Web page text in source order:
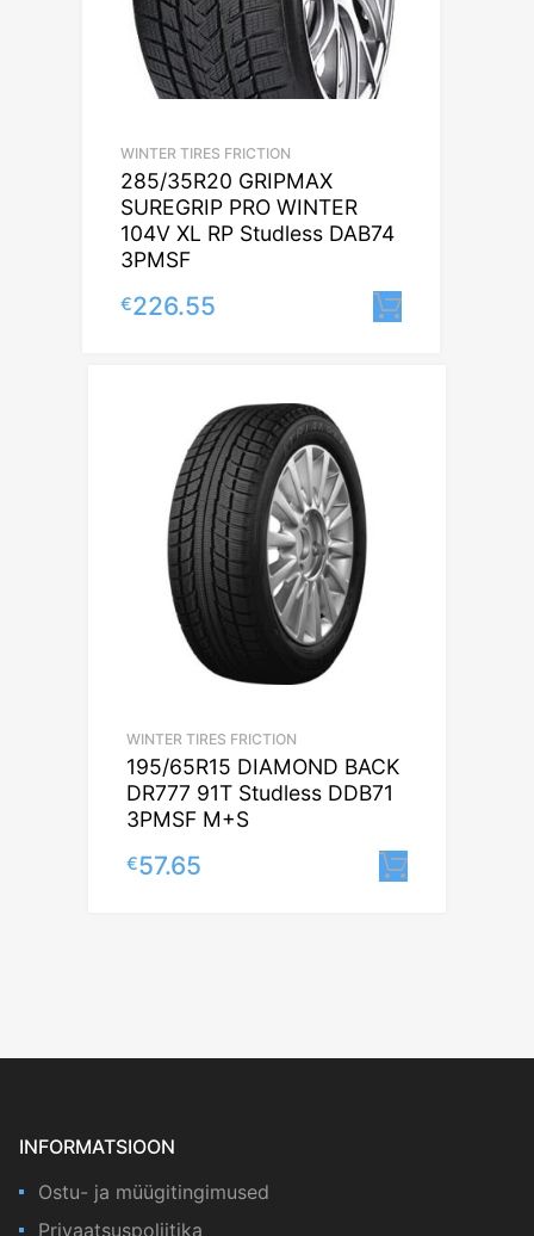
WINTER TIRES FRICTION
285/35R20 GRIPMAX
SUREGRIP PRO WINTER
104V XL RP Studless DAB74
3PMSF
€226.55
WINTER TIRES FRICTION
195/65R15 DIAMOND BACK
DR777 91T Studless DDB71
3PMSF M+S
€57.65
INFORMATSIOON
Ostu- ja müügitingimused
Privaatsuspoliitika